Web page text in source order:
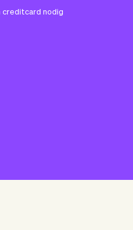
creditcard nodig